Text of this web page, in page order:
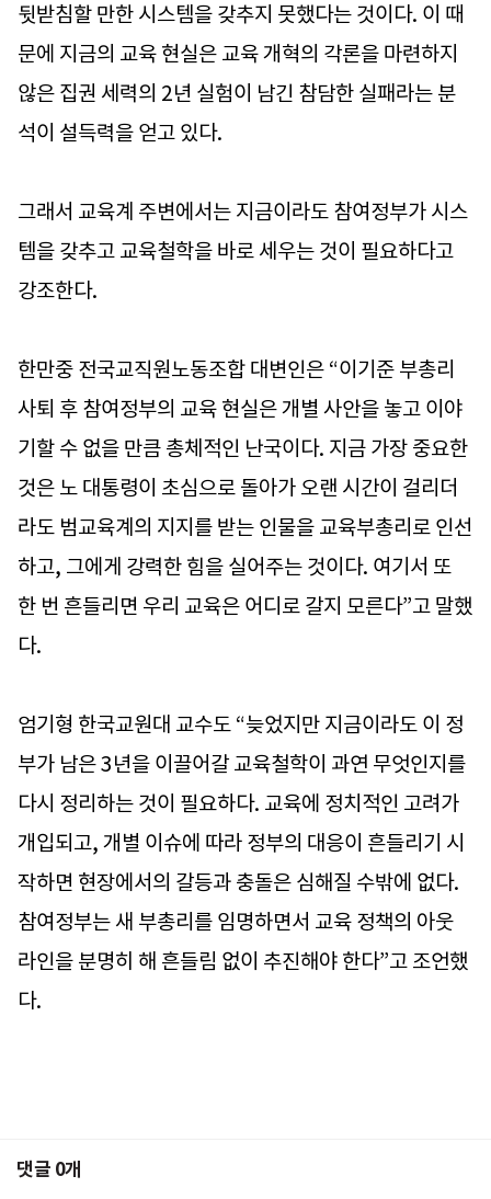
뒷받침할 만한 시스템을 갖추지 못했다는 것이다. 이 때
문에 지금의 교육 현실은 교육 개혁의 각론을 마련하지
않은 집권 세력의 2년 실험이 남긴 참담한 실패라는 분
석이 설득력을 얻고 있다.
그래서 교육계 주변에서는 지금이라도 참여정부가 시스
템을 갖추고 교육철학을 바로 세우는 것이 필요하다고
강조한다.
한만중 전국교직원노동조합 대변인은 “이기준 부총리
사퇴 후 참여정부의 교육 현실은 개별 사안을 놓고 이야
기할 수 없을 만큼 총체적인 난국이다. 지금 가장 중요한
것은 노 대통령이 초심으로 돌아가 오랜 시간이 걸리더
라도 범교육계의 지지를 받는 인물을 교육부총리로 인선
하고, 그에게 강력한 힘을 실어주는 것이다. 여기서 또
한 번 흔들리면 우리 교육은 어디로 갈지 모른다”고 말했
다.
엄기형 한국교원대 교수도 “늦었지만 지금이라도 이 정
부가 남은 3년을 이끌어갈 교육철학이 과연 무엇인지를
다시 정리하는 것이 필요하다. 교육에 정치적인 고려가
개입되고, 개별 이슈에 따라 정부의 대응이 흔들리기 시
작하면 현장에서의 갈등과 충돌은 심해질 수밖에 없다.
참여정부는 새 부총리를 임명하면서 교육 정책의 아웃
라인을 분명히 해 흔들림 없이 추진해야 한다”고 조언했
다.
댓글 0개